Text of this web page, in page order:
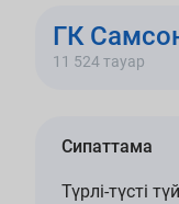
ГК
11 524 тауар
Сипаттама
Түрлі-түсті